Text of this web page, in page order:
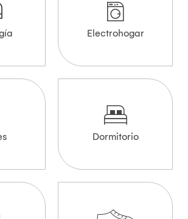
Electrohogar
Dormitorio